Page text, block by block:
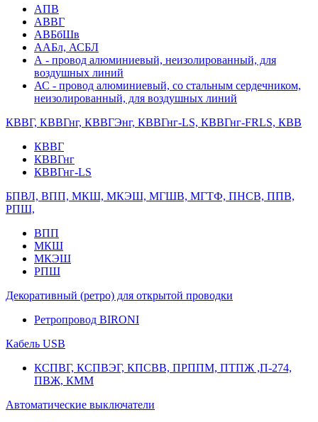
АПВ
АВВГ
АВБбШв
ААБл, АСБЛ
А - провод алюминиевый, неизолированный, для
воздушных линий
АС - провод алюминиевый, со стальным сердечником,
неизолированный, для воздушных линий
КВВГ, КВВГнг, КВВГЭнг, КВВГнг-LS, КВВГнг-FRLS, КВВ
КВВГ
КВВГнг
КВВГнг-LS
БПВЛ, ВПП, МКШ, МКЭШ, МГШВ, МГТФ, ПНСВ, ППВ,
РПШ,
ВПП
МКШ
МКЭШ
РПШ
Декоративный (ретро) для открытой проводки
Ретропровод BIRONI
Кабель USB
КСПВГ, КСПВЭГ, КПСВВ, ПРППМ, ПТПЖ ,П-274,
ПВЖ, КММ
Автоматические выключатели